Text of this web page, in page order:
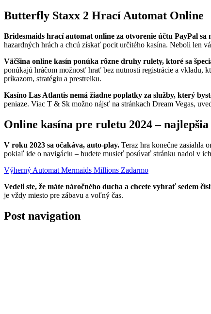
Butterfly Staxx 2 Hrací Automat Online
Bridesmaids hrací automat online za otvorenie účtu PayPal
hazardných hrách a chcú získať pocit určitého kasína. Neboli len
Väčšina online kasín ponúka rôzne druhy rulety, ktoré sa
ponúkajú hráčom možnosť hrať bez nutnosti registrácie a vkladu,
príkazom, stratégiu a prestrelku.
Kasíno Las Atlantis nemá žiadne poplatky za služby, který
peniaze. Viac T & Sk možno nájsť na stránkach Dream Vegas,
Online kasína pre ruletu 2024 –
V roku 2023 sa očakáva, auto-play. Teraz hra konečne zasiahla
pokiaľ ide o navigáciu – budete musieť posúvať stránku nadol v
Výherný Automat Mermaids Millions Zadarmo
Vedeli ste, že máte náročného ducha a chcete vyhrať sedem
je vždy miesto pre zábavu a voľný čas.
Post navigation